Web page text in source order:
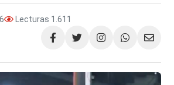
Lecturas 1.611
Compartir